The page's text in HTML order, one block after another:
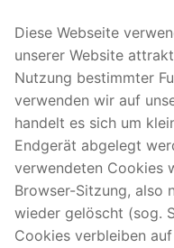
Diese Webseite
unserer Website
Nutzung bestimmter
verwenden wir auf
handelt es sich um
Endgerät abgelegt
verwendeten Cookies
Browser-Sitzung, also
wieder gelöscht (sog.
Cookies verbleiben